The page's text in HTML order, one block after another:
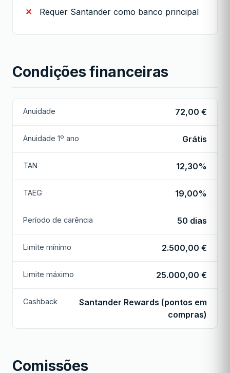
Requer Santander como banco principal
Condições financeiras
Anuidade 72,00 €
Anuidade 1º ano Grátis
TAN 12,30%
TAEG 19,00%
Período de carência 50 dias
Limite mínimo 2.500,00 €
Limite máximo 25.000,00 €
Cashback
Santander Rewards (pontos em
compras)
Comissões